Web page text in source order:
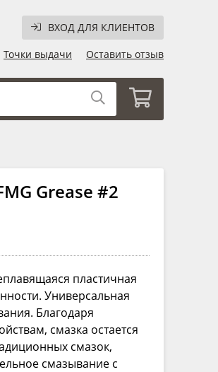
ВХОД ДЛЯ КЛИЕНТОВ
Точки выдачи Оставить отзыв
Grease #2
пластичная
Универсальная
Благодаря
смазка остается
смазок,
смазывание с